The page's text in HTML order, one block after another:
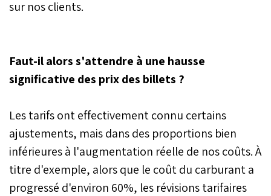
sur nos clients.
Faut-il alors s'attendre à une hausse
significative des prix des billets ?
Les tarifs ont effectivement connu certains
ajustements, mais dans des proportions bien
inférieures à l'augmentation réelle de nos coûts. À
titre d'exemple, alors que le coût du carburant a
progressé d'environ 60%, les révisions tarifaires